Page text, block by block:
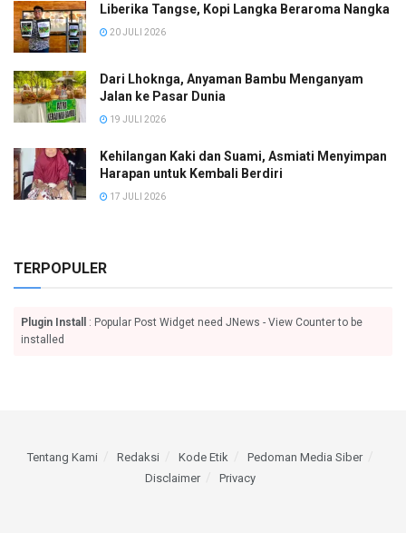
Liberika Tangse, Kopi Langka Beraroma Nangka
20 JULI 2026
Dari Lhoknga, Anyaman Bambu Menganyam
Jalan ke Pasar Dunia
19 JULI 2026
Kehilangan Kaki dan Suami, Asmiati Menyimpan
Harapan untuk Kembali Berdiri
17 JULI 2026
TERPOPULER
Plugin Install
: Popular Post Widget need JNews - View Counter to be
installed
Tentang Kami Redaksi Kode Etik
Pedoman Media Siber
Disclaimer
Privacy